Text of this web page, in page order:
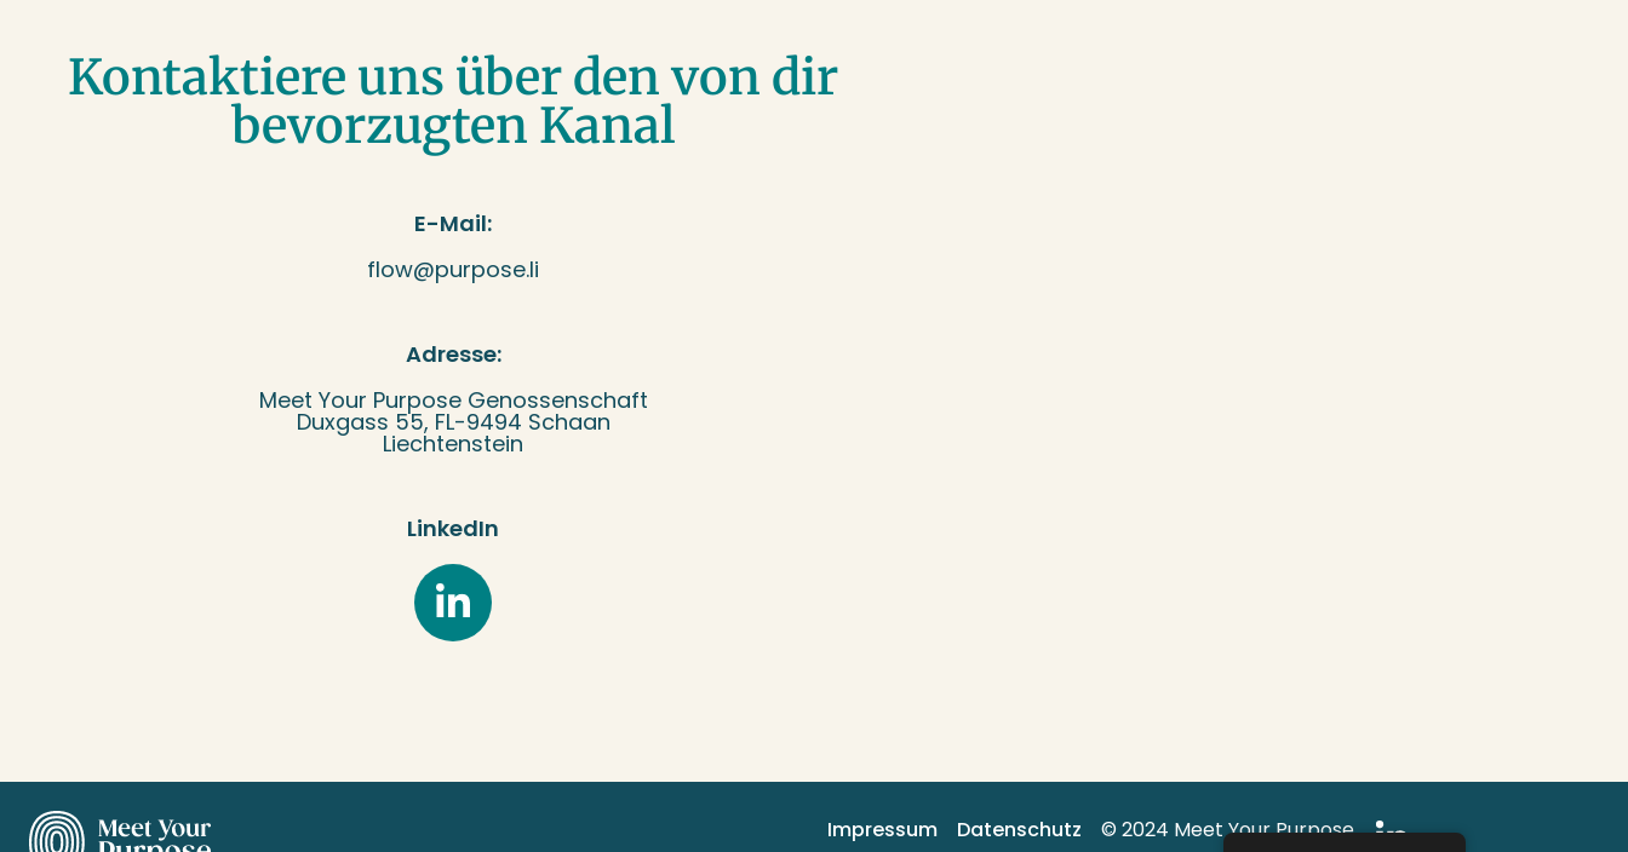
Kontaktiere uns über den von dir
bevorzugten Kanal
E-Mail:
flow@purpose.li
Adresse:
Meet Your Purpose Genossenschaft
Duxgass 55, FL-9494 Schaan
Liechtenstein
LinkedIn
Impressum Datenschutz © 2024 Meet Your Purpose